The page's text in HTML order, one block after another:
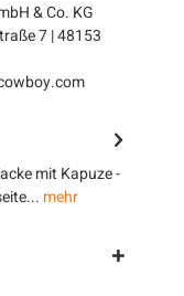
& Co. KG
7 | 48153
mit Kapuze -
mehr